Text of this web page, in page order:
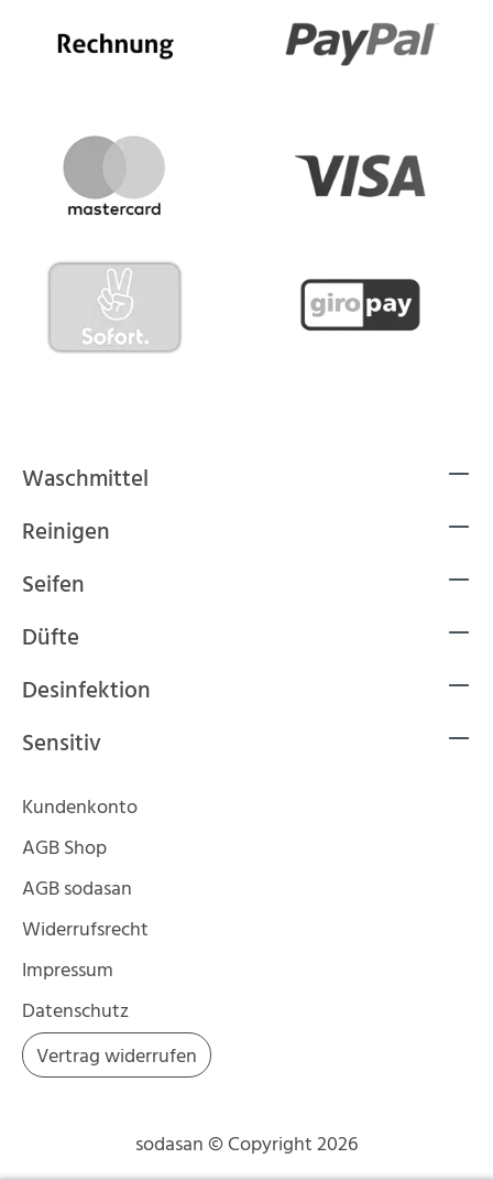
Waschmittel
Reinigen
Seifen
Düfte
Desinfektion
Sensitiv
Kundenkonto
AGB Shop
AGB sodasan
Widerrufsrecht
Impressum
Datenschutz
Vertrag widerrufen
sodasan © Copyright 2026